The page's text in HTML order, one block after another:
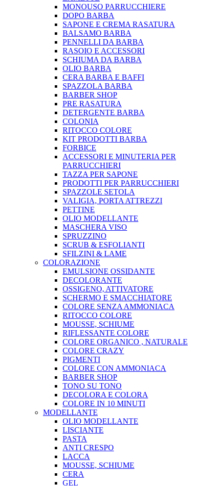
MONOUSO PARRUCCHIERE
DOPO BARBA
SAPONE E CREMA RASATURA
BALSAMO BARBA
PENNELLI DA BARBA
RASOIO E ACCESSORI
SCHIUMA DA BARBA
OLIO BARBA
CERA BARBA E BAFFI
SPAZZOLA BARBA
BARBER SHOP
PRE RASATURA
DETERGENTE BARBA
COLONIA
RITOCCO COLORE
KIT PRODOTTI BARBA
FORBICE
ACCESSORI E MINUTERIA PER
PARRUCCHIERI
TAZZA PER SAPONE
PRODOTTI PER PARRUCCHIERI
SPAZZOLE SETOLA
VALIGIA, PORTA ATTREZZI
PETTINE
OLIO MODELLANTE
MASCHERA VISO
SPRUZZINO
SCRUB & ESFOLIANTI
SFILZINI & LAME
COLORAZIONE
EMULSIONE OSSIDANTE
DECOLORANTE
OSSIGENO, ATTIVATORE
SCHERMO E SMACCHIATORE
COLORE SENZA AMMONIACA
RITOCCO COLORE
MOUSSE, SCHIUME
RIFLESSANTE COLORE
COLORE ORGANICO , NATURALE
COLORE CRAZY
PIGMENTI
COLORE CON AMMONIACA
BARBER SHOP
TONO SU TONO
DECOLORA E COLORA
COLORE IN 10 MINUTI
MODELLANTE
OLIO MODELLANTE
LISCIANTE
PASTA
ANTI CRESPO
LACCA
MOUSSE, SCHIUME
CERA
GEL